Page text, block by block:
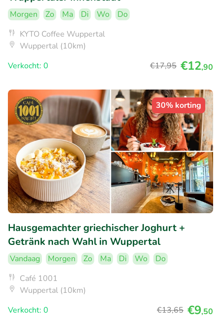
Morgen Zo Ma Di Wo
Do
KYTO Coffee Wuppertal
Wuppertal (10km)
Verkocht: 0
€17,95 €12,90
30% korting
Hausgemachter griechischer Joghurt +
Getränk nach Wahl in Wuppertal
Vandaag Morgen Zo Ma Di Wo
Do
Café 1001
Wuppertal (10km)
Verkocht: 0
€13,65 €9,50